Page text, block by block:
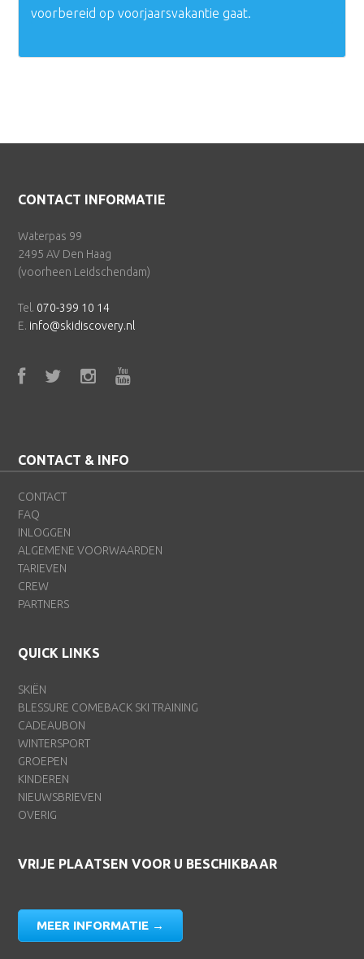
voorbereid op voorjaarsvakantie gaat.
Footer
CONTACT INFORMATIE
Waterpas 99
2495 AV Den Haag
(voorheen Leidschendam)
Tel. 070-399 10 14
E. info@skidiscovery.nl
CONTACT & INFO
CONTACT
FAQ
INLOGGEN
ALGEMENE VOORWAARDEN
TARIEVEN
CREW
PARTNERS
QUICK LINKS
SKIËN
BLESSURE COMEBACK SKI TRAINING
CADEAUBON
WINTERSPORT
GROEPEN
KINDEREN
NIEUWSBRIEVEN
OVERIG
VRIJE PLAATSEN VOOR U BESCHIKBAAR
MEER INFORMATIE →